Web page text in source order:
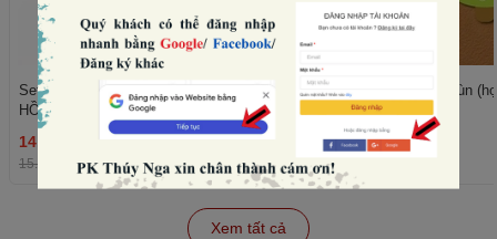
Set 10 mũ sinh nhật hình vương miện-
HỒNG NHẠT (con voi).
14.400₫
15.000₫ -4%
Set 50 cây giấy xanh lùn
trái tim).
11.520₫
12.000₫
Xem tất cả